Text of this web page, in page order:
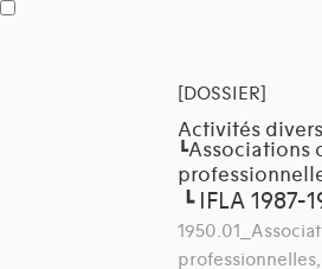
[DOSSIER]
Activités
┗Associations
┗ IFLA 1987-